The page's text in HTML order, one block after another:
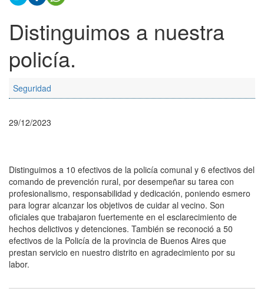
Distinguimos a nuestra
policía.
Seguridad
29/12/2023
Distinguimos a 10 efectivos de la policía comunal y 6 efectivos del
comando de prevención rural, por desempeñar su tarea con
profesionalismo, responsabilidad y dedicación, poniendo esmero
para lograr alcanzar los objetivos de cuidar al vecino. Son
oficiales que trabajaron fuertemente en el esclarecimiento de
hechos delictivos y detenciones. También se reconoció a 50
efectivos de la Policía de la provincia de Buenos Aires que
prestan servicio en nuestro distrito en agradecimiento por su
labor.